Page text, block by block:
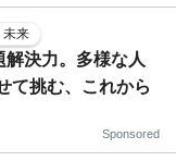
未来
決力。多様な人
て挑む、これから
Sponsored